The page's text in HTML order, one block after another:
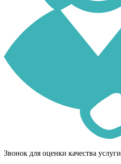
Звонок для оценки качества услуги